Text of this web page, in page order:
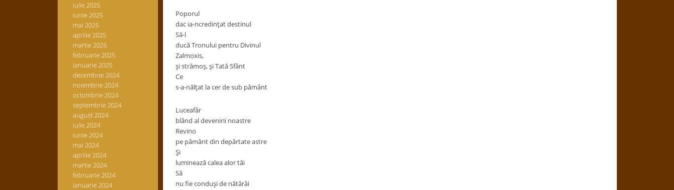
iulie 2025
iunie 2025
mai 2025
aprilie 2025
martie 2025
februarie 2025
ianuarie 2025
decembrie 2024
noiembrie 2024
octombrie 2024
septembrie 2024
august 2024
iulie 2024
iunie 2024
mai 2024
aprilie 2024
martie 2024
februarie 2024
ianuarie 2024
Poporul
dac ia-ncredinţat destinul
Să-l
ducă Tronului pentru Divinul
Zalmoxis,
şi strămoş, şi Tată Sfânt
Ce
s-a-nălţat la cer de sub pământ
Luceafăr
blând al devenirii noastre
Revino
pe pământ din depărtate astre
Şi
luminează calea alor tăi
Să
nu fie conduşi de nătărăi